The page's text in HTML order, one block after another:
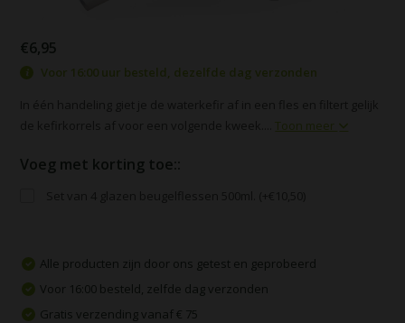
€6,95
Voor 16:00 uur besteld, dezelfde dag verzonden
de kefirkorrels af voor een volgende kweek....Toon meer
Voeg met korting toe::
Alle producten zijn door ons getest en geprobeerd
Voor 16:00 besteld, zelfde dag verzonden
Gratis verzending vanaf € 75